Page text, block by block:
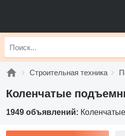
Строительная техника
Коленчатые
1949 объявлений: